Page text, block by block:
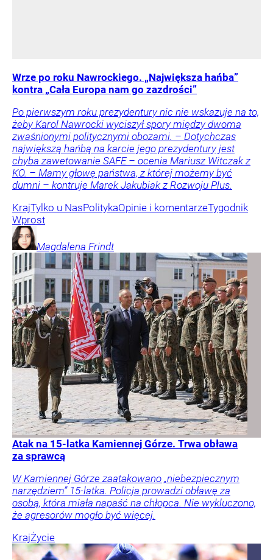
Wrze po roku Nawrockiego. „Największa hańba”
kontra „Cała Europa nam go zazdrości”
Po pierwszym roku prezydentury nic nie wskazuje na to,
żeby Karol Nawrocki wyciszył spory między dwoma
zwaśnionymi politycznymi obozami. – Dotychczas
największą hańbą na karcie jego prezydentury jest
chyba zawetowanie SAFE – ocenia Mariusz Witczak z
KO. – Mamy głowę państwa, z której możemy być
dumni – kontruje Marek Jakubiak z Rozwoju Plus.
KrajTylko u NasPolitykaOpinie i komentarzeTygodnik
Wprost
Magdalena Frindt
Atak na 15-latka Kamiennej Górze. Trwa obława
za sprawcą
W Kamiennej Górze zaatakowano „niebezpiecznym
narzędziem” 15-latka. Policja prowadzi obławę za
osobą, która miała napaść na chłopca. Nie wykluczono,
że agresorów mogło być więcej.
KrajŻycie